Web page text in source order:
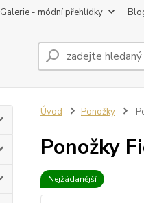
Galerie - módní přehlídky
Úvod Ponožky
Ponožky
Nejžádanější